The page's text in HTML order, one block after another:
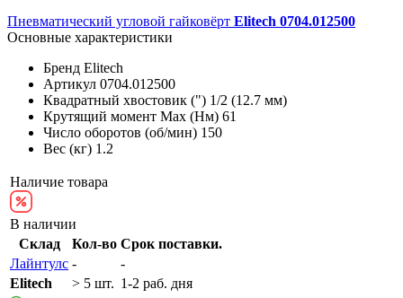
Пневматический угловой гайковёрт Elitech 0704.012500
Основные характеристики
Бренд Elitech
Артикул 0704.012500
Квадратный хвостовик (") 1/2 (12.7 мм)
Крутящий момент Max (Нм) 61
Число оборотов (об/мин) 150
Вес (кг) 1.2
Наличие товара
В наличии
Склад
Кол-во Срок поставки.
Лайнтулс -
-
Elitech
> 5 шт. 1-2 раб. дня